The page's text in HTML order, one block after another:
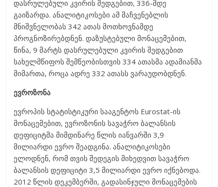
დასრულებული კვირის შედგებით, 336-მდე
გაიზარდა. ანალიტიკოსები ამ მაჩვენებლის
მნიშვნელობას 342 ათას მოთხოვნამდე
პროგნოზირებდნენ. დაზუსტებული მონაცემებით,
წინა, 9 მარტს დასრულებული კვირის შედგებით
სახელმწიფოს შემწეობისთვის 334 ათასმა ადამიანმა
მიმართა, როცა ადრე 332 ათასს ვარაუდობდნენ.
ევროზონა
ევროპის სტატისტიკური სააგენტოს Eurostat-ის
მონაცემებით, ევროზონის სავაჭრო ბალანსის
დეფიციტმა მიმდინარე წლის იანვარში 3,9
მილიარდი ევრო შეადგინა. ანალიტიკოსები
ელოდნენ, რომ თვის შედეგის მიხედვით სავაჭრო
ბალანსის დეფიციტი 3,5 მილიარდი ევრო იქნებოდა.
2012 წლის დეკემბერში, გადასინჯული მონაცემების